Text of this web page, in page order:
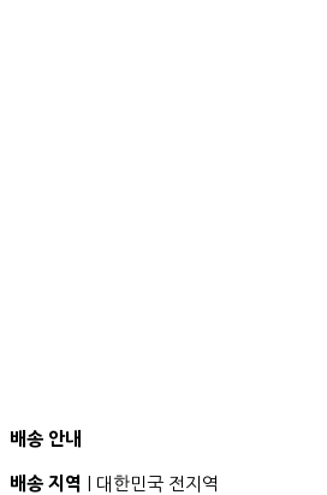
배송 안내
배송 지역 | 대한민국 전지역